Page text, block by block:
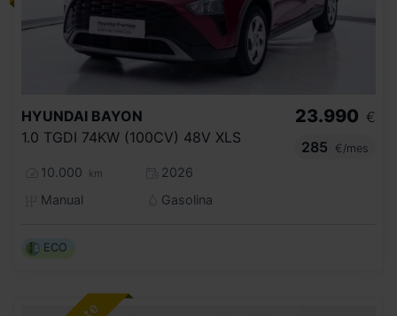
HYUNDAI BAYON
1.0 TGDI 74KW (100CV) 48V XLS
10.000 km
2026
Manual
Gasolina
23.990 €
285
€/mes
ECO